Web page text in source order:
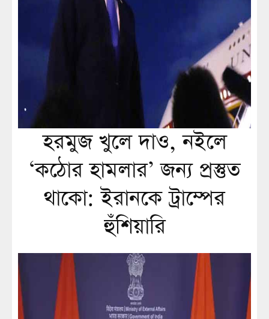
হরমুজ খুলে দাও, নইলে
‘কঠোর হামলার’ জন্য প্রস্তুত
থাকো: ইরানকে ট্রাম্পের
হুঁশিয়ারি